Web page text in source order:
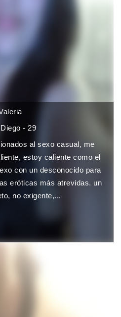
- 29
al sexo casual, me
estoy caliente como el
con un desconocido para
eróticas más atrevidas. un
no exigente,...